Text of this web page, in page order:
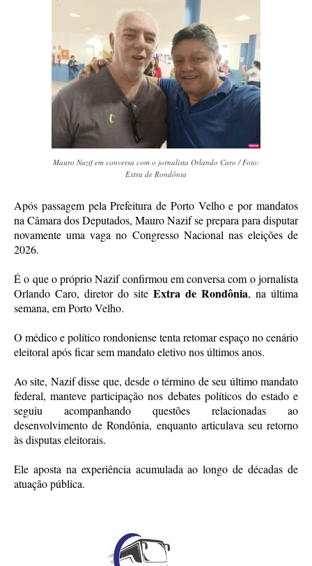
Mauro Nazif em conversa com o jornalista Orlando Caro / Foto:
Extra de Rondônia
Após passagem pela Prefeitura de Porto Velho e por mandatos
na Câmara dos Deputados, Mauro Nazif se prepara para disputar
novamente uma vaga no Congresso Nacional nas eleições de
2026.
É o que o próprio Nazif confirmou em conversa com o jornalista
Orlando Caro, diretor do site Extra de Rondônia, na última
semana, em Porto Velho.
O médico e político rondoniense tenta retomar espaço no cenário
eleitoral após ficar sem mandato eletivo nos últimos anos.
Ao site, Nazif disse que, desde o término de seu último mandato
federal, manteve participação nos debates políticos do estado e
seguiu acompanhando questões relacionadas ao
desenvolvimento de Rondônia, enquanto articulava seu retorno
às disputas eleitorais.
Ele aposta na experiência acumulada ao longo de décadas de
atuação pública.